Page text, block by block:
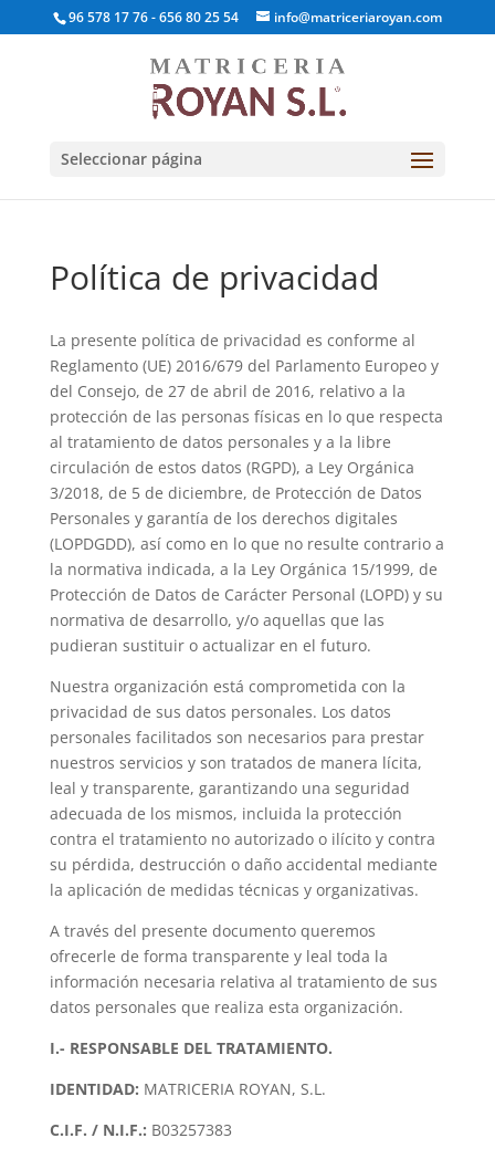
96 578 17 76 - 656 80 25 54 info@matriceriaroyan.com
Seleccionar página
Política de privacidad
La presente política de privacidad es conforme al
Reglamento (UE) 2016/679 del Parlamento Europeo y
del Consejo, de 27 de abril de 2016, relativo a la
protección de las personas físicas en lo que respecta
al tratamiento de datos personales y a la libre
circulación de estos datos (RGPD), a Ley Orgánica
3/2018, de 5 de diciembre, de Protección de Datos
Personales y garantía de los derechos digitales
(LOPDGDD), así como en lo que no resulte contrario a
la normativa indicada, a la Ley Orgánica 15/1999, de
Protección de Datos de Carácter Personal (LOPD) y su
normativa de desarrollo, y/o aquellas que las
pudieran sustituir o actualizar en el futuro.
Nuestra organización está comprometida con la
privacidad de sus datos personales. Los datos
personales facilitados son necesarios para prestar
nuestros servicios y son tratados de manera lícita,
leal y transparente, garantizando una seguridad
adecuada de los mismos, incluida la protección
contra el tratamiento no autorizado o ilícito y contra
su pérdida, destrucción o daño accidental mediante
la aplicación de medidas técnicas y organizativas.
A través del presente documento queremos
ofrecerle de forma transparente y leal toda la
información necesaria relativa al tratamiento de sus
datos personales que realiza esta organización.
I.- RESPONSABLE DEL TRATAMIENTO.
IDENTIDAD: MATRICERIA ROYAN, S.L.
C.I.F. / N.I.F.: B03257383